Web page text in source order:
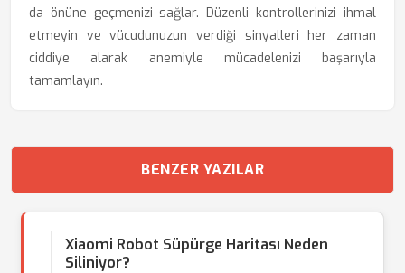
da önüne geçmenizi sağlar. Düzenli kontrollerinizi ihmal
etmeyin ve vücudunuzun verdiği sinyalleri her zaman
ciddiye alarak anemiyle mücadelenizi başarıyla
tamamlayın.
BENZER YAZILAR
Xiaomi Robot Süpürge Haritası Neden
Siliniyor?